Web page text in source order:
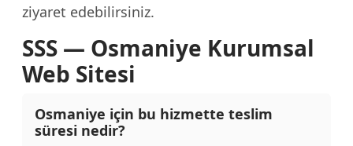
ziyaret edebilirsiniz.
SSS — Osmaniye Kurumsal
Web Sitesi
Osmaniye için bu hizmette teslim
süresi nedir?